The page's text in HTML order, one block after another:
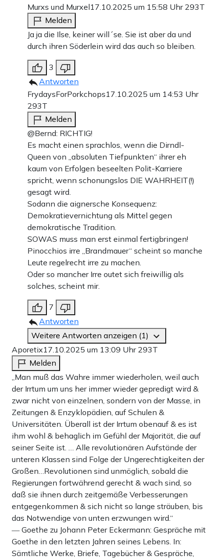
Murxs und Murxel17.10.2025 um 15:58 Uhr 293T
Melden
Ja ja die Ilse, keiner will´se. Sie ist aber da und
durch ihren Söderlein wird das auch so bleiben.
3
Antworten
FrydaysForPorkchops17.10.2025 um 14:53 Uhr
293T
Melden
@Bernd: RICHTIG!
Es macht einen sprachlos, wenn die Dirndl-
Queen von „absoluten Tiefpunkten“ ihrer eh
kaum von Erfolgen beseelten Polit-Karriere
spricht, wenn schonungslos DIE WAHRHEIT(!)
gesagt wird.
Sodann die aignersche Konsequenz:
Demokratievernichtung als Mittel gegen
demokratische Tradition.
SOWAS muss man erst einmal fertigbringen!
Pinocchios irre „Brandmauer“ scheint so manche
Leute regelrecht irre zu machen.
Oder so mancher Irre outet sich freiwillig als
solches, scheint mir.
7
Antworten
Weitere Antworten anzeigen (1)
Aporetix17.10.2025 um 13:09 Uhr 293T
Melden
„Man muß das Wahre immer wiederholen, weil auch
der Irrtum um uns her immer wieder gepredigt wird &
zwar nicht von einzelnen, sondern von der Masse, in
Zeitungen & Enzyklopädien, auf Schulen &
Universitäten. Überall ist der Irrtum obenauf & es ist
ihm wohl & behaglich im Gefühl der Majorität, die auf
seiner Seite ist. … Alle revolutionären Aufstände der
unteren Klassen sind Folge der Ungerechtigkeiten der
Großen…Revolutionen sind unmöglich, sobald die
Regierungen fortwährend gerecht & wach sind, so
daß sie ihnen durch zeitgemäße Verbesserungen
entgegenkommen & sich nicht so lange sträuben, bis
das Notwendige von unten erzwungen wird.“
― Goethe zu Johann Peter Eckermann: Gespräche mit
Goethe in den letzten Jahren seines Lebens. In:
Sämtliche Werke, Briefe, Tagebücher & Gespräche,